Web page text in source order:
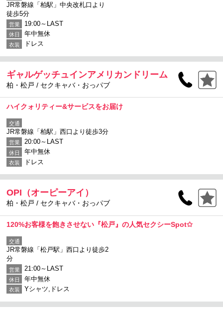
JR常磐線「柏駅」中央改札口より
徒歩5分
営業 19:00～LAST
休日 年中無休
衣装 ドレス
ギャルゲッチュインアメリカンドリーム
柏・松戸 / セクキャバ・おっパブ
ハイクォリティー&サービスをお届け
交通
JR常磐線「柏駅」西口より徒歩3分
営業 20:00～LAST
休日 年中無休
衣装 ドレス
OPI（オーピーアイ）
柏・松戸 / セクキャバ・おっパブ
120%お客様を飽きさせない『松戸』の人気セクシーSpot✩
交通
JR常磐線「松戸駅」西口より徒歩2
分
営業 21:00～LAST
休日 年中無休
衣装 Yシャツ,ドレス